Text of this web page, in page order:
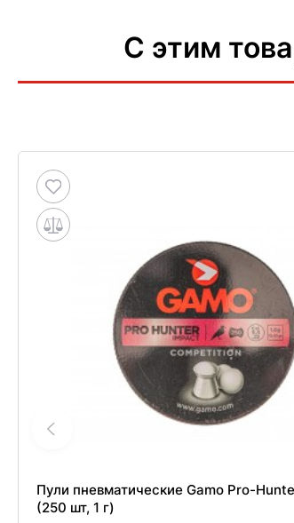
С этим
Пули пневматические Gamo Pro-
(250 шт, 1 г)